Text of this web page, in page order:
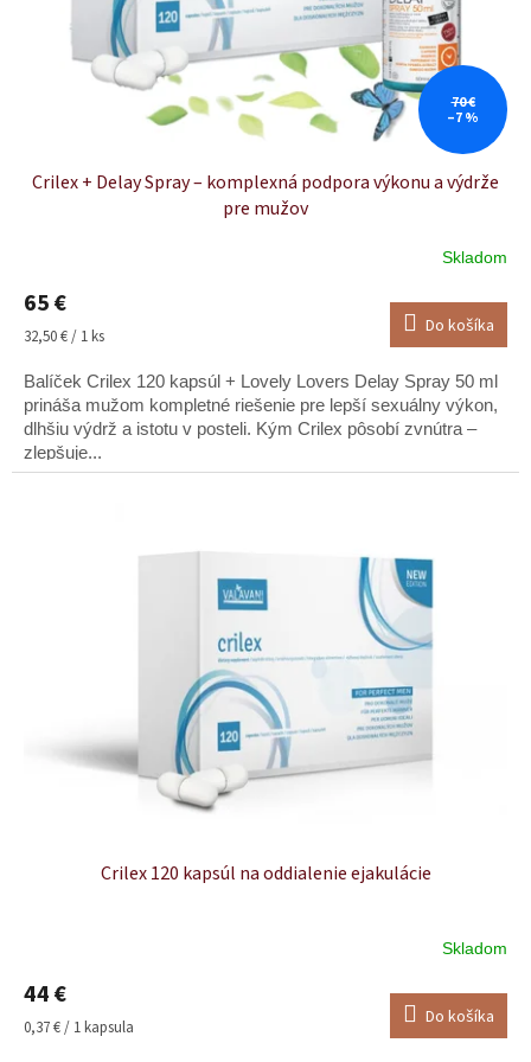
70 €
–7 %
Crilex + Delay Spray – komplexná podpora výkonu a výdrže
pre mužov
Skladom
65 €
Jednotková
32,50 € / 1 ks Do košíka
Balíček Crilex 120 kapsúl + Lovely Lovers Delay Spray 50 ml
prináša mužom kompletné riešenie pre lepší sexuálny výkon,
dlhšiu výdrž a istotu v posteli. Kým Crilex pôsobí zvnútra –
zlepšuje...
Crilex 120 kapsúl na oddialenie ejakulácie
produktu
je
5,0
Skladom
44 €
Jednotková
0,37 € / 1 kapsula Do košíka